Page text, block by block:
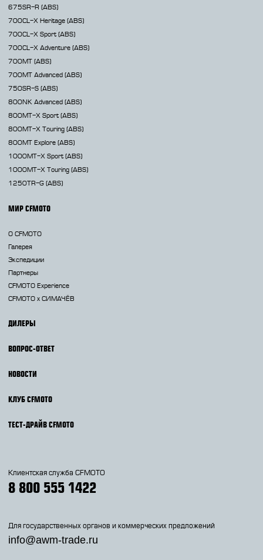
675SR-R (ABS)
700CL-X Heritage (ABS)
700CL-X Sport (ABS)
700CL-X Adventure (ABS)
700MT (ABS)
700MT Advanced (ABS)
750SR-S (ABS)
800NK Advanced (ABS)
800MT-X Sport (ABS)
800MT-X Touring (ABS)
800MT Explore (ABS)
1000MT-X Sport (ABS)
1000MT-X Touring (ABS)
1250TR-G (ABS)
МИР CFMOTO
О CFMOTO
Галерея
Экспедиции
Партнеры
CFMOTO Experience
CFMOTO х СИМАЧЁВ
ДИЛЕРЫ
ВОПРОС-ОТВЕТ
НОВОСТИ
КЛУБ CFMOTO
ТЕСТ-ДРАЙВ CFMOTO
Клиентская служба CFMOTO
8 800 555 1422
Для государственных органов и коммерческих предложений
info@awm-trade.ru